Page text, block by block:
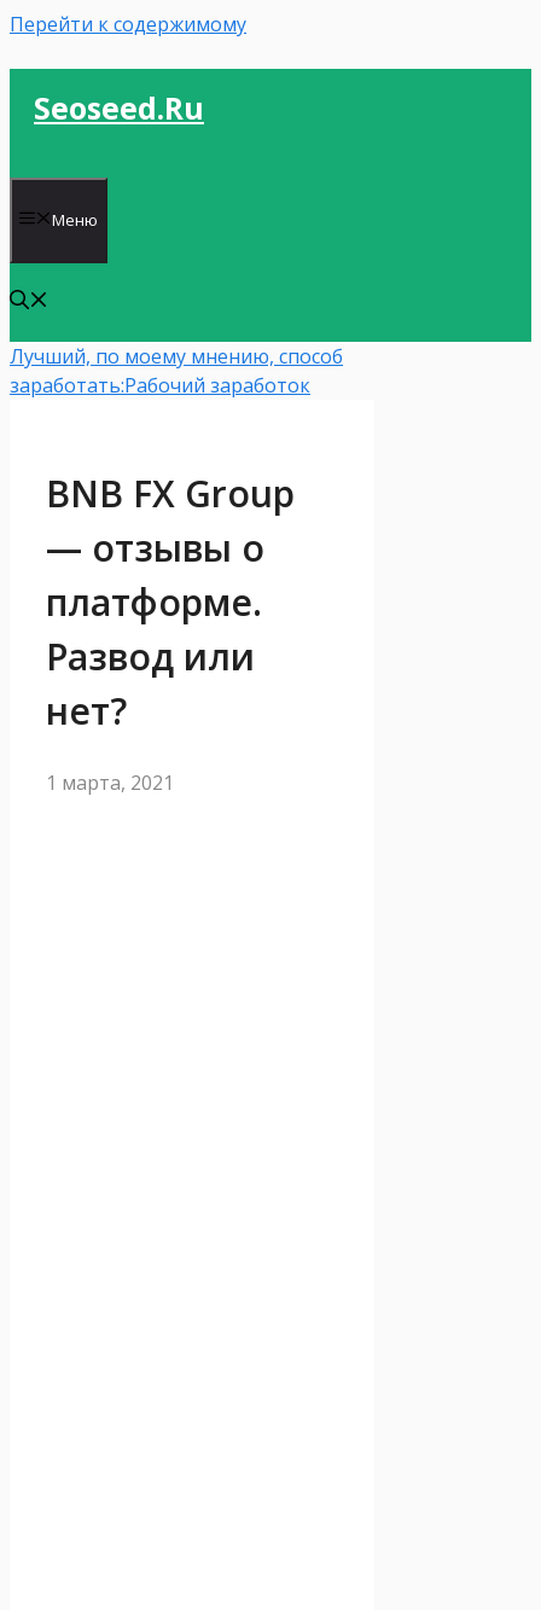
Перейти к содержимому
Seoseed.ru
Меню
Лучший, по моему мнению, способ
заработать:Рабочий заработок
BNB FX Group
— отзывы о
платформе.
Развод или
нет?
1 марта, 2021